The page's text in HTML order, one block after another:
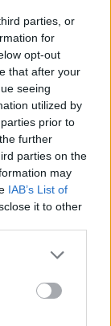
parties, or
for
opt-out
that after your
seeing
utilized by
prior to
further
parties on the
may
IAB’s List of
it to other
more Google
may click to
tags to
below Google